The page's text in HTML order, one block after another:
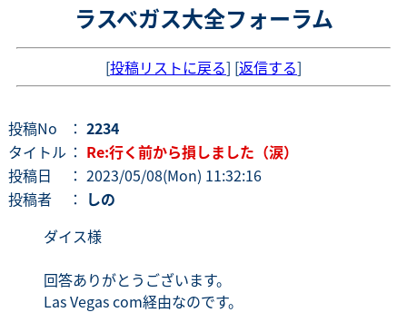
ラスベガス大全フォーラム
[投稿リストに戻る] [返信する]
投稿No ： 2234
タイトル ： Re:行く前から損しました（涙）
投稿日
： 2023/05/08(Mon) 11:32:16
投稿者
： しの
ダイス様
回答ありがとうございます。
Las Vegas com経由なのです。